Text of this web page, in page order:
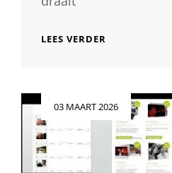
LEES VERDER
TOPPER
FOTOGRAFIE:
VASTLEGGEN
VAN
BIJZONDERE
MOMENTEN
03 MAART 2026